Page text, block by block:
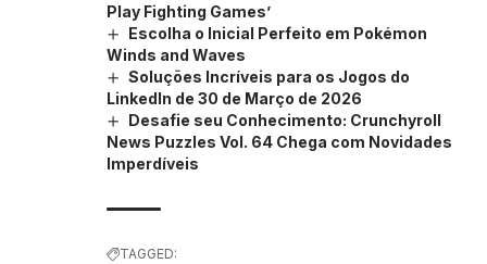
Play Fighting Games’
Escolha o Inicial Perfeito em Pokémon
Winds and Waves
Soluções Incríveis para os Jogos do
LinkedIn de 30 de Março de 2026
Desafie seu Conhecimento: Crunchyroll
News Puzzles Vol. 64 Chega com Novidades
Imperdíveis
TAGGED: